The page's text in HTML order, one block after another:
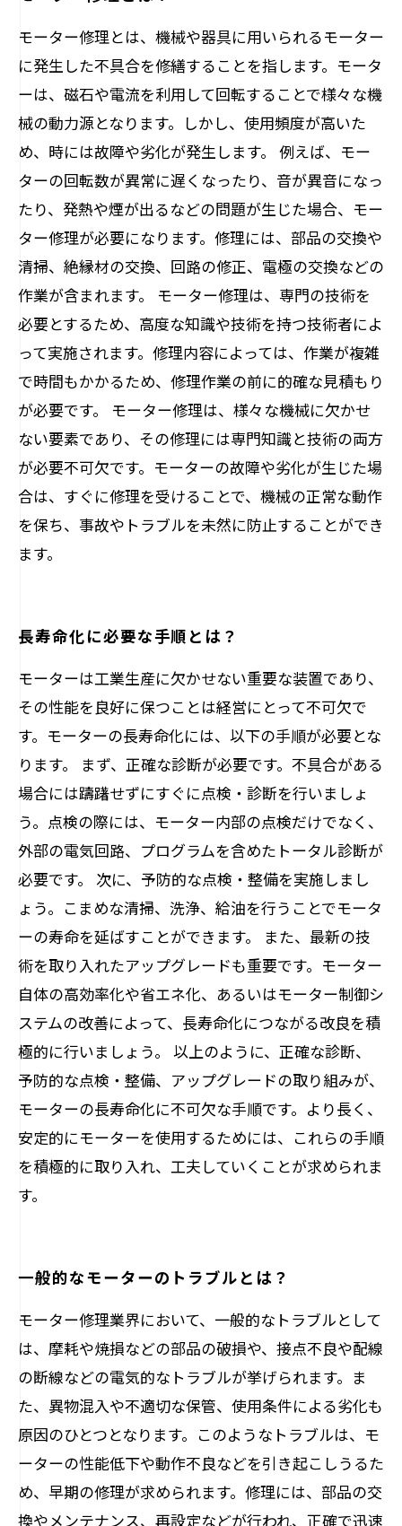
モーター修理とは、機械や器具に用いられるモーター
に発生した不具合を修繕することを指します。モータ
ーは、磁石や電流を利用して回転することで様々な機
械の動力源となります。しかし、使用頻度が高いた
め、時には故障や劣化が発生します。 例えば、モー
ターの回転数が異常に遅くなったり、音が異音になっ
たり、発熱や煙が出るなどの問題が生じた場合、モー
ター修理が必要になります。修理には、部品の交換や
清掃、絶縁材の交換、回路の修正、電極の交換などの
作業が含まれます。 モーター修理は、専門の技術を
必要とするため、高度な知識や技術を持つ技術者によ
って実施されます。修理内容によっては、作業が複雑
で時間もかかるため、修理作業の前に的確な見積もり
が必要です。 モーター修理は、様々な機械に欠かせ
ない要素であり、その修理には専門知識と技術の両方
が必要不可欠です。モーターの故障や劣化が生じた場
合は、すぐに修理を受けることで、機械の正常な動作
を保ち、事故やトラブルを未然に防止することができ
ます。
長寿命化に必要な手順とは？
モーターは工業生産に欠かせない重要な装置であり、
その性能を良好に保つことは経営にとって不可欠で
す。モーターの長寿命化には、以下の手順が必要とな
ります。 まず、正確な診断が必要です。不具合がある
場合には躊躇せずにすぐに点検・診断を行いましょ
う。点検の際には、モーター内部の点検だけでなく、
外部の電気回路、プログラムを含めたトータル診断が
必要です。 次に、予防的な点検・整備を実施しまし
ょう。こまめな清掃、洗浄、給油を行うことでモータ
ーの寿命を延ばすことができます。 また、最新の技
術を取り入れたアップグレードも重要です。モーター
自体の高効率化や省エネ化、あるいはモーター制御シ
ステムの改善によって、長寿命化につながる改良を積
極的に行いましょう。 以上のように、正確な診断、
予防的な点検・整備、アップグレードの取り組みが、
モーターの長寿命化に不可欠な手順です。より長く、
安定的にモーターを使用するためには、これらの手順
を積極的に取り入れ、工夫していくことが求められま
す。
一般的なモーターのトラブルとは？
モーター修理業界において、一般的なトラブルとして
は、摩耗や焼損などの部品の破損や、接点不良や配線
の断線などの電気的なトラブルが挙げられます。ま
た、異物混入や不適切な保管、使用条件による劣化も
原因のひとつとなります。このようなトラブルは、モ
ーターの性能低下や動作不良などを引き起こしうるた
め、早期の修理が求められます。修理には、部品の交
換やメンテナンス、再設定などが行われ、正確で迅速